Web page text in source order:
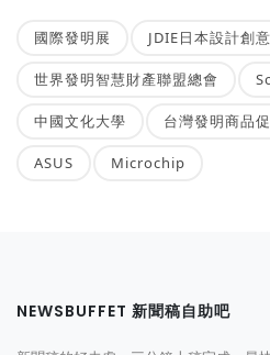
國際發明展 JDIE日本設計創
世界發明智慧財產聯盟總會
中國文化大學 台灣發明商品
ASUS Microchip
NEWSBUFFET 新聞稿自助吧